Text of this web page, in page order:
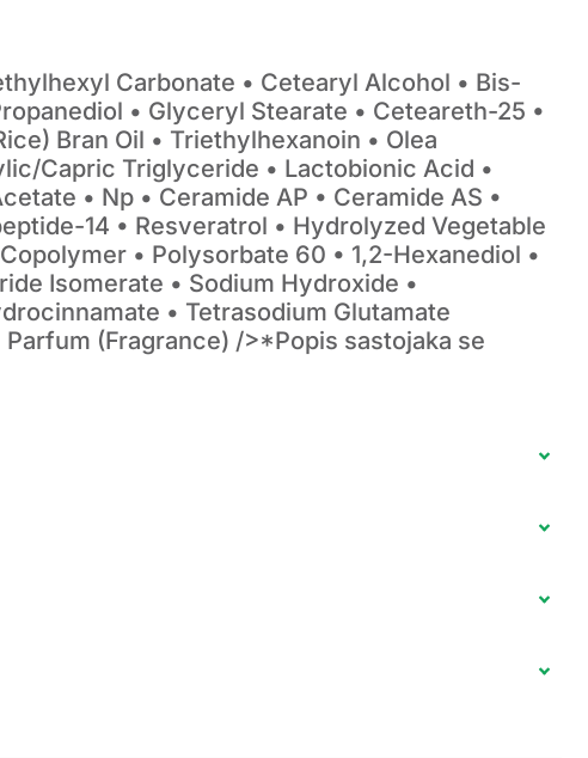
Carbonate • Cetearyl Alcohol • Bis-
• Glyceryl Stearate • Ceteareth-25 •
Bran Oil • Triethylhexanoin • Olea
​Capric Triglyceride • Lactobionic Acid •
• Np • Ceramide AP • Ceramide AS •
14 • Resveratrol • Hydrolyzed Vegetable
• Polysorbate 60 • 1,2-Hexanediol •
Isomerate • Sodium Hydroxide •
• Tetrasodium Glutamate
(Fragrance) />*Popis sastojaka se